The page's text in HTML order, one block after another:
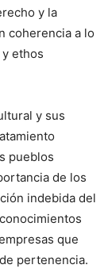
y la
coherencia a lo
ethos
y sus
pueblos
de los
indebida del
que
pertenencia.